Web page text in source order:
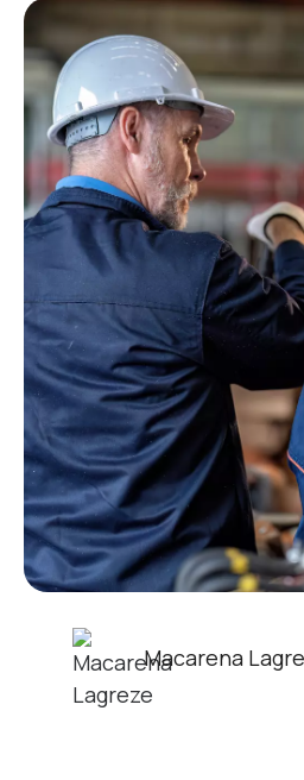
Macarena